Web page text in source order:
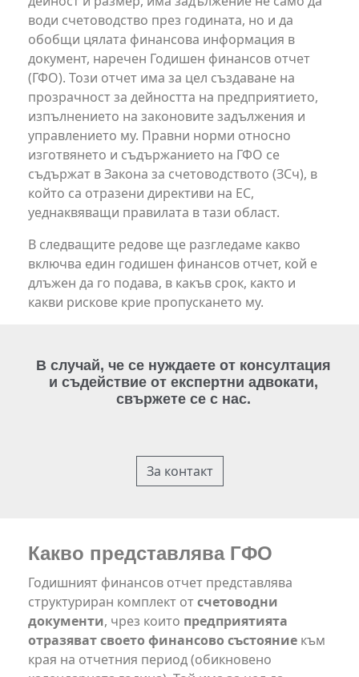
води счетоводство през годината, но и да
обобщи цялата финансова информация в
документ, наречен Годишен финансов отчет
(ГФО). Този отчет има за цел създаване на
прозрачност за дейността на предприятието,
изпълнението на законовите задължения и
управлението му. Правни норми относно
изготвянето и съдържанието на ГФО се
съдържат в Закона за счетоводството (ЗСч), в
който са отразени директиви на ЕС,
уеднаквяващи правилата в тази област.
В следващите редове ще разгледаме какво
включва един годишен финансов отчет, кой е
длъжен да го подава, в какъв срок, както и
какви рискове крие пропускането му.
В случай, че се нуждаете от консултация
и съдействие от експертни адвокати,
свържете се с нас.
За контакт
Какво представлява ГФО
Годишният финансов отчет представлява
структуриран комплект отсчетоводни
документи, чрез които предприятията
отразяват своето финансово състояние към
края на отчетния период (обикновено